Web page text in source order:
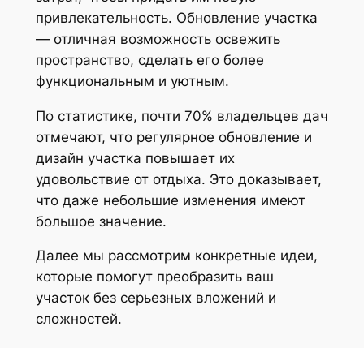
привлекательность. Обновление участка
— отличная возможность освежить
пространство, сделать его более
функциональным и уютным.
По статистике, почти 70% владельцев дач
отмечают, что регулярное обновление и
дизайн участка повышает их
удовольствие от отдыха. Это доказывает,
что даже небольшие изменения имеют
большое значение.
Далее мы рассмотрим конкретные идеи,
которые помогут преобразить ваш
участок без серьезных вложений и
сложностей.